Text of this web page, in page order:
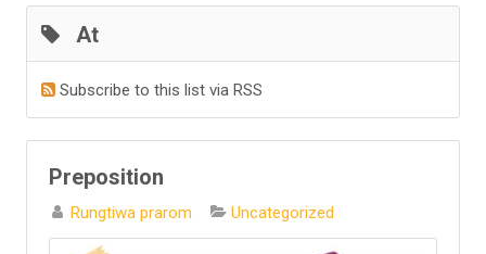
At
Subscribe to this list via RSS
Preposition
Rungtiwa prarom Uncategorized